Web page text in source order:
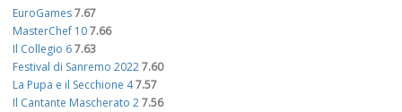
EuroGames7.67
MasterChef 107.66
Il Collegio 67.63
Festival di Sanremo 20227.60
La Pupa e il Secchione 47.57
Il Cantante Mascherato 27.56